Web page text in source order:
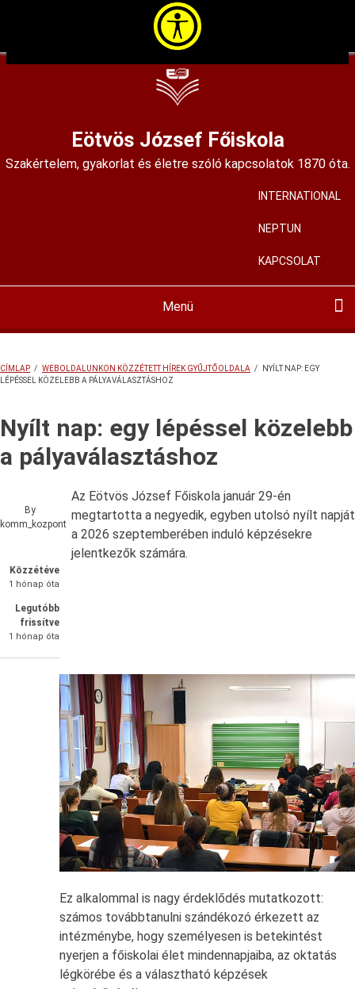
Eötvös József Főiskola
Szakértelem, gyakorlat és életre szóló kapcsolatok 1870 óta.
User
account
menu
INTERNATIONAL
NEPTUN
KAPCSOLAT
navigation
Menü
MORZSA
CÍMLAP / WEBOLDALUNKON KÖZZÉTETT HÍREK GYŰJTŐOLDALA /
NYÍLT NAP: EGY
LÉPÉSSEL KÖZELEBB A PÁLYAVÁLASZTÁSHOZ
Nyílt nap: egy lépéssel közelebb
a pályaválasztáshoz
By
komm_kozpont
Közzétéve
1 hónap óta
Legutóbb
frissítve
1 hónap óta
Az Eötvös József Főiskola január 29-én
megtartotta a negyedik, egyben utolsó nyílt napját
a 2026 szeptemberében induló képzésekre
jelentkezők számára.
Ez alkalommal is nagy érdeklődés mutatkozott:
számos továbbtanulni szándékozó érkezett az
intézménybe, hogy személyesen is betekintést
nyerjen a főiskolai élet mindennapjaiba, az oktatás
légkörébe és a választható képzések